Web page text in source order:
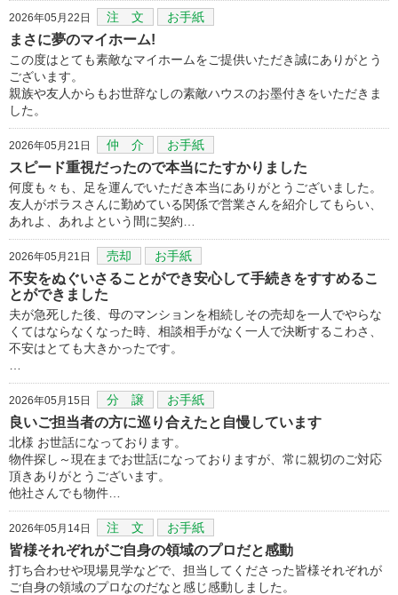
2026年05月22日 注 文 お手紙
まさに夢のマイホーム!
この度はとても素敵なマイホームをご提供いただき誠にありがとう
ございます。
親族や友人からもお世辞なしの素敵ハウスのお墨付きをいただきま
した。
2026年05月21日 仲 介 お手紙
スピード重視だったので本当にたすかりました
何度も々も、足を運んでいただき本当にありがとうございました。
友人がポラスさんに勤めている関係で営業さんを紹介してもらい、
あれよ、あれよという間に契約…
2026年05月21日 売却 お手紙
不安をぬぐいさることができ安心して手続きをすすめるこ
とができました
夫が急死した後、母のマンションを相続しその売却を一人でやらな
くてはならなくなった時、相談相手がなく一人で決断するこわさ、
不安はとても大きかったです。
2026年05月15日 分 譲 お手紙
良いご担当者の方に巡り合えたと自慢しています
北様 お世話になっております。
物件探し～現在までお世話になっておりますが、常に親切のご対応
頂きありがとうございます。
他社さんでも物件…
2026年05月14日 注 文 お手紙
皆様それぞれがご自身の領域のプロだと感動
打ち合わせや現場見学などで、担当してくださった皆様それぞれが
ご自身の領域のプロなのだなと感じ感動しました。